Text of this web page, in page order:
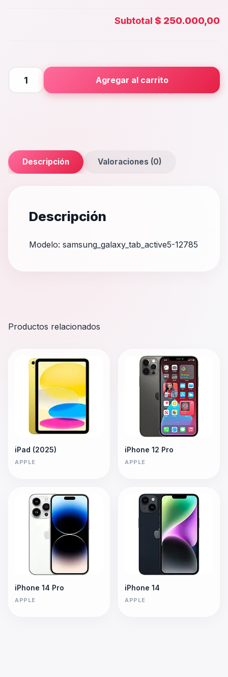
Microfono – Sensor(+$30.000,00)
Placa Principal
Subtotal $ 250.000,00
Agregar al carrito
Descripción Valoraciones (0)
Descripción
Modelo: samsung_galaxy_tab_active5-12785
Productos relacionados
iPad (2025)
APPLE
iPhone 12 Pro
APPLE
iPhone 14 Pro
APPLE
iPhone 14
APPLE